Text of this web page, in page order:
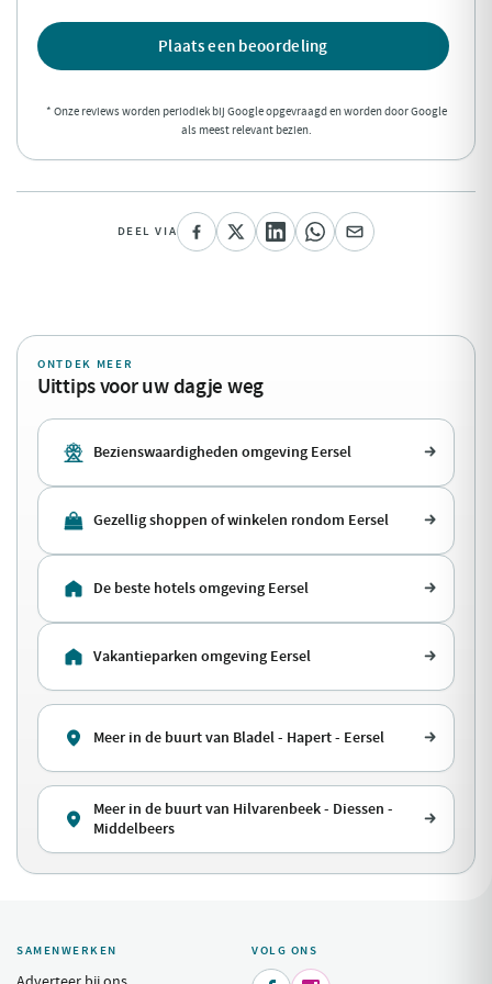
Plaats een beoordeling
* Onze reviews worden periodiek bij Google opgevraagd en worden door Google
als meest relevant bezien.
DEEL VIA
ONTDEK MEER
Uittips voor uw dagje weg
Bezienswaardigheden omgeving Eersel
Gezellig shoppen of winkelen rondom Eersel
De beste hotels omgeving Eersel
Vakantieparken omgeving Eersel
Meer in de buurt van Bladel - Hapert - Eersel
Meer in de buurt van Hilvarenbeek - Diessen -
Middelbeers
SAMENWERKEN VOLG ONS